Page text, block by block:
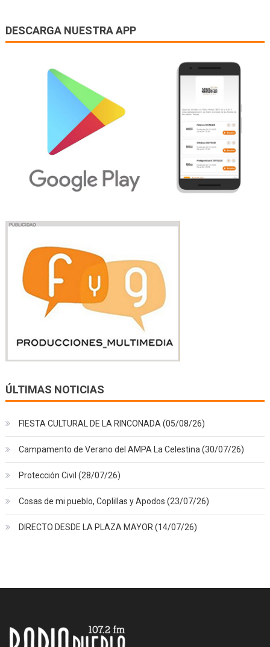
DESCARGA NUESTRA APP
ÚLTIMAS NOTICIAS
FIESTA CULTURAL DE LA RINCONADA (05/08/26)
Campamento de Verano del AMPA La Celestina (30/07/26)
Protección Civil (28/07/26)
Cosas de mi pueblo, Coplillas y Apodos (23/07/26)
DIRECTO DESDE LA PLAZA MAYOR (14/07/26)